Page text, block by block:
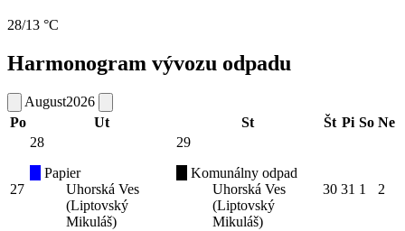
28/13 °C
Harmonogram vývozu odpadu
August2026
Po
Ut St Št Pi So Ne
27
28
Papier
Uhorská Ves
(Liptovský
Mikuláš)
29
Komunálny odpad
Uhorská Ves
(Liptovský
Mikuláš)
30 31 1 2